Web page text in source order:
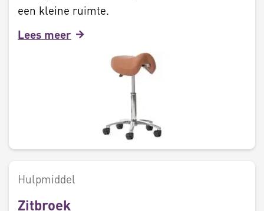
een kleine ruimte.
Lees meer
Hulpmiddel
Zitbroek